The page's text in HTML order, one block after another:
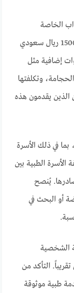
الخاصة
بالحجامة، التي يأتي سعرها تقريبًا من 500 إلى 1500 ريال سعودي
إضافية مثل
وتكلفتها
الذين يقدمون هذه
بما في ذلك الأسرة
الأسرة الطبية بين
ومصادرها. يُنصح
أو البحث في
الشخصية
تقدر تكلفتها بحوالي 1000 ريال تقريباً. التأكد من
طبية موثوقة